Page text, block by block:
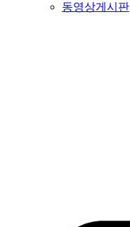
동영상게시판